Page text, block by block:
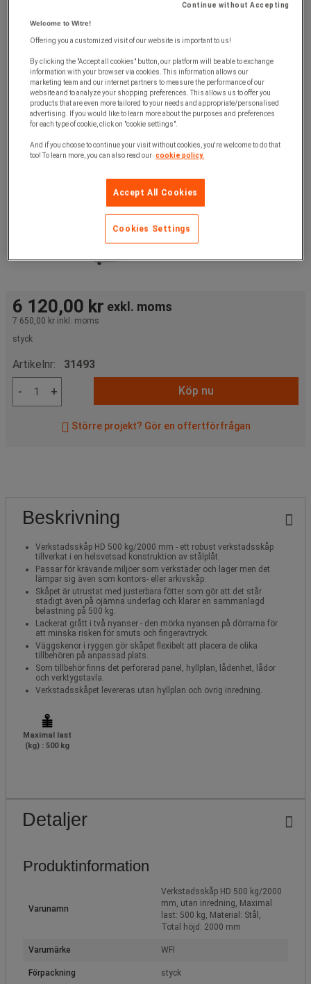
6 120,00 kr exkl. moms
7 650,00 kr inkl. moms
styck
Artikelnr: 31493
- + Köp nu
Större projekt? Gör en offertförfrågan
Beskrivning
Verkstadsskåp HD 500 kg/2000 mm - ett robust verkstadsskåp
tillverkat i en helsvetsad konstruktion av stålplåt.
Passar för krävande miljöer som verkstäder och lager men det
lämpar sig även som kontors- eller arkivskåp.
Skåpet är utrustat med justerbara fötter som gör att det står
stadigt även på ojämna underlag och klarar en sammanlagd
belastning på 500 kg.
Lackerat grått i två nyanser - den mörka nyansen på dörrarna för
att minska risken för smuts och fingeravtryck.
Väggskenor i ryggen gör skåpet flexibelt att placera de olika
tillbehören på anpassad plats.
Som tillbehör finns det perforerad panel, hyllplan, lådenhet, lådor
och verktygstavla.
Verkstadsskåpet levereras utan hyllplan och övrig inredning.
Maximal last
(kg) : 500 kg
Detaljer
Produktinformation
Varunamn
Verkstadsskåp HD 500 kg/2000
mm, utan inredning, Maximal
last: 500 kg, Material: Stål,
Total höjd: 2000 mm
Varumärke WFI
Förpackning styck
Continue without Accepting
Welcome to Witre!
Offering you a customized visit of our website is important to us!
By clicking the "Accept all cookies" button, our platform will be able to exchange
information with your browser via cookies. This information allows our
marketing team and our internet partners to measure the performance of our
website and to analyze your shopping preferences. This allows us to offer you
products that are even more tailored to your needs and appropriate/personalised
advertising. If you would like to learn more about the purposes and preferences
for each type of cookie, click on "cookie settings".
And if you choose to continue your visit without cookies, you're welcome to do that
too! To learn more, you can also read our cookie policy.
Accept All Cookies
Cookies Settings